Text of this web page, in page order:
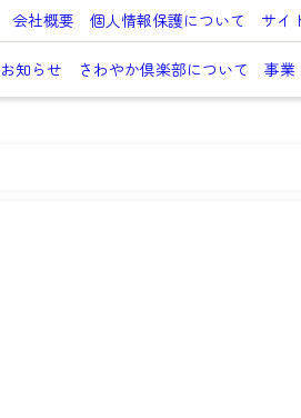
会社概要 個人情報保護について サイ
お知らせ さわやか倶楽部について 事業